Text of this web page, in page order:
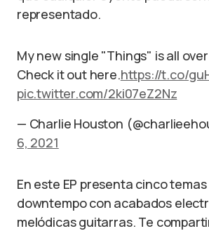
representado.
My new single "Things" is all over
Check it out here.https://t.co/
pic.twitter.com/2ki07eZ2Nz
— Charlie Houston
6, 2021
En este EP presenta cinco
downtempo con acabados
melódicas guitarras. Te